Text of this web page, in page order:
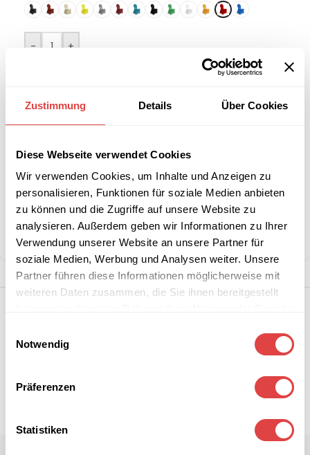
Zustimmung Details Über Cookies
Diese Webseite verwendet Cookies
Wir verwenden Cookies, um Inhalte und Anzeigen zu
personalisieren, Funktionen für soziale Medien anbieten
zu können und die Zugriffe auf unsere Website zu
analysieren. Außerdem geben wir Informationen zu Ihrer
Verwendung unserer Website an unsere Partner für
soziale Medien, Werbung und Analysen weiter. Unsere
Partner führen diese Informationen möglicherweise mit
weiteren Daten zusammen, die Sie ihnen bereitgestellt
Notwendig
Präferenzen
Statistiken
- +
Stückzahlen?
Kategorie: Stretch Stuhlhussen Zürich
Marke:Gastro Uzal
Teilen: